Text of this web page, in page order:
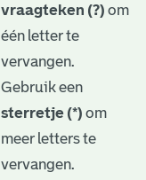
vraagteken (?) om
één letter te
vervangen.
Gebruik een
sterretje (*) om
meer letters te
vervangen.